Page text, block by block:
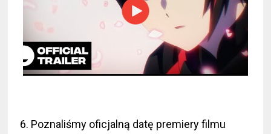
6. Poznaliśmy oficjalną datę premiery filmu